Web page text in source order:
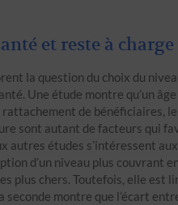
et reste à charge
la question du choix du
Une étude montre qu’un
de bénéficiaires,
sont autant de facteurs qui
autres études s’intéressent
d’un niveau plus couvrant
plus chers. Toutefois, elle est
seconde montre que l’écart